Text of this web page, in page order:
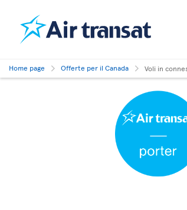
Home page Offerte per il Canada Voli in